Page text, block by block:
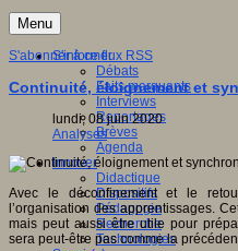
Menu
S'informer
Débats
Faits marquants
Interviews
Reportages
Brèves
Agenda
Innover
Didactique
Dispositifs
Pédagogie
Recherche
Technologies
S'abonner à ce flux RSS
Continuité, éloignement et
lundi, 08 juin 2020
Analyses
Avec le déconfinement et le
l’organisation des apprentissages.
mais peut aussi être utile pour
sera peut-être pas comme la